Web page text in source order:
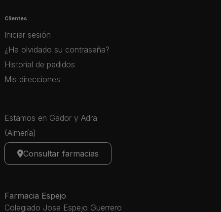
Clientes
Iniciar sesión
¿Ha olvidado su contraseña?
Historial de pedidos
Mis direcciones
Estamos en Gador y Adra
(Almería)
Consultar farmacias
Farmacia Espejo
Colegiado Jose Espejo Guerrero